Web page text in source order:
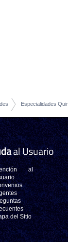
Especialidades
al Usuario
al
del Sitio